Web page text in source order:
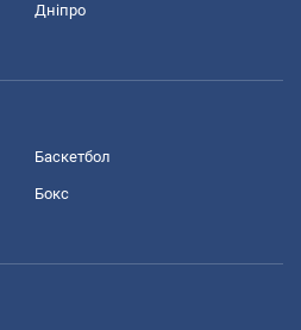
Дніпро
Баскетбол
Бокс